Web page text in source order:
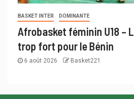
BASKET INTER DOMINANTE
Afrobasket féminin U18 –
trop fort pour le Bénin
6 août 2026 Basket221